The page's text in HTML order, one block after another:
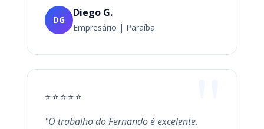
DG
Diego G.
Empresário | Paraíba
⭐⭐⭐⭐⭐
"O trabalho do Fernando é excelente.